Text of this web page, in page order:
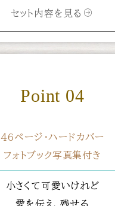
セット内容を見る
Point 04
46ページ・ハードカバー
フォトブック写真集付き
小さくて可愛いけれど
愛を伝え、残せる